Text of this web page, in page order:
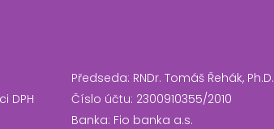
DPH
Předseda: RNDr. Tomáš Řehák, Ph.D.
Číslo účtu: 2300910355/2010
Banka: Fio banka a.s.